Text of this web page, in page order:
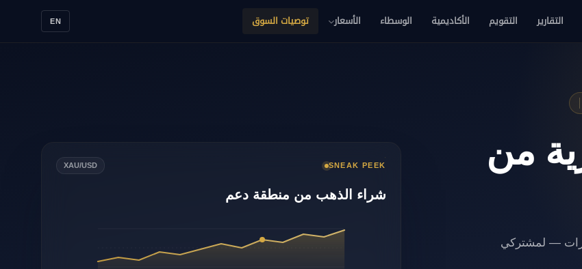
التقارير التقويم الأكاديمية الوسطاء الأسعار توصيات السوق EN
من
— لمشتركي
SNEAK PEEK
XAU/USD
شراء الذهب من منطقة دعم